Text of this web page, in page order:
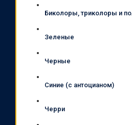
Биколоры, триколоры и
Зеленые
Черные
Синие (с антоцианом)
Черри